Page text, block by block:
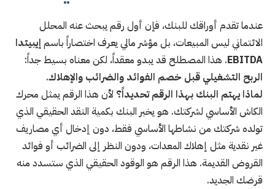
عندما تقدم أوراقك للبنك، فإن أول رقم يبحث عنه المحلل
الائتماني ليس المبيعات، بل مؤشر مالي يعرف اختصاراً باسمإيبيتدا
EBITDA. هذا المصطلح قد يبدو معقداً، لكن معناه بسيط جداً:
الربح التشغيلي قبل خصم الفوائد والضرائب والإهلاك.
لماذا يهتم البنك بهذا الرقم تحديداً؟ لأن هذا الرقم يمثل محرك
الكاش الأساسي لشركتك. هو يخبر البنك بكمية النقد الحقيقي الذي
تولده شركتك من نشاطها الأساسي فقط، دون إدخال أي مصاريف
غير نقدية مثل إهلاك المعدات، ودون النظر إلى الضرائب أو فوائد
القروض القديمة. هذا الرقم هو الوقود الحقيقي الذي ستسدد منه
قرضك الجديد.